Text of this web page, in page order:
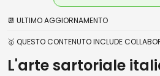
📆 ULTIMO AGGIORNAMENTO
🥇 QUESTO CONTENUTO INCLUDE
L'arte sartoriale